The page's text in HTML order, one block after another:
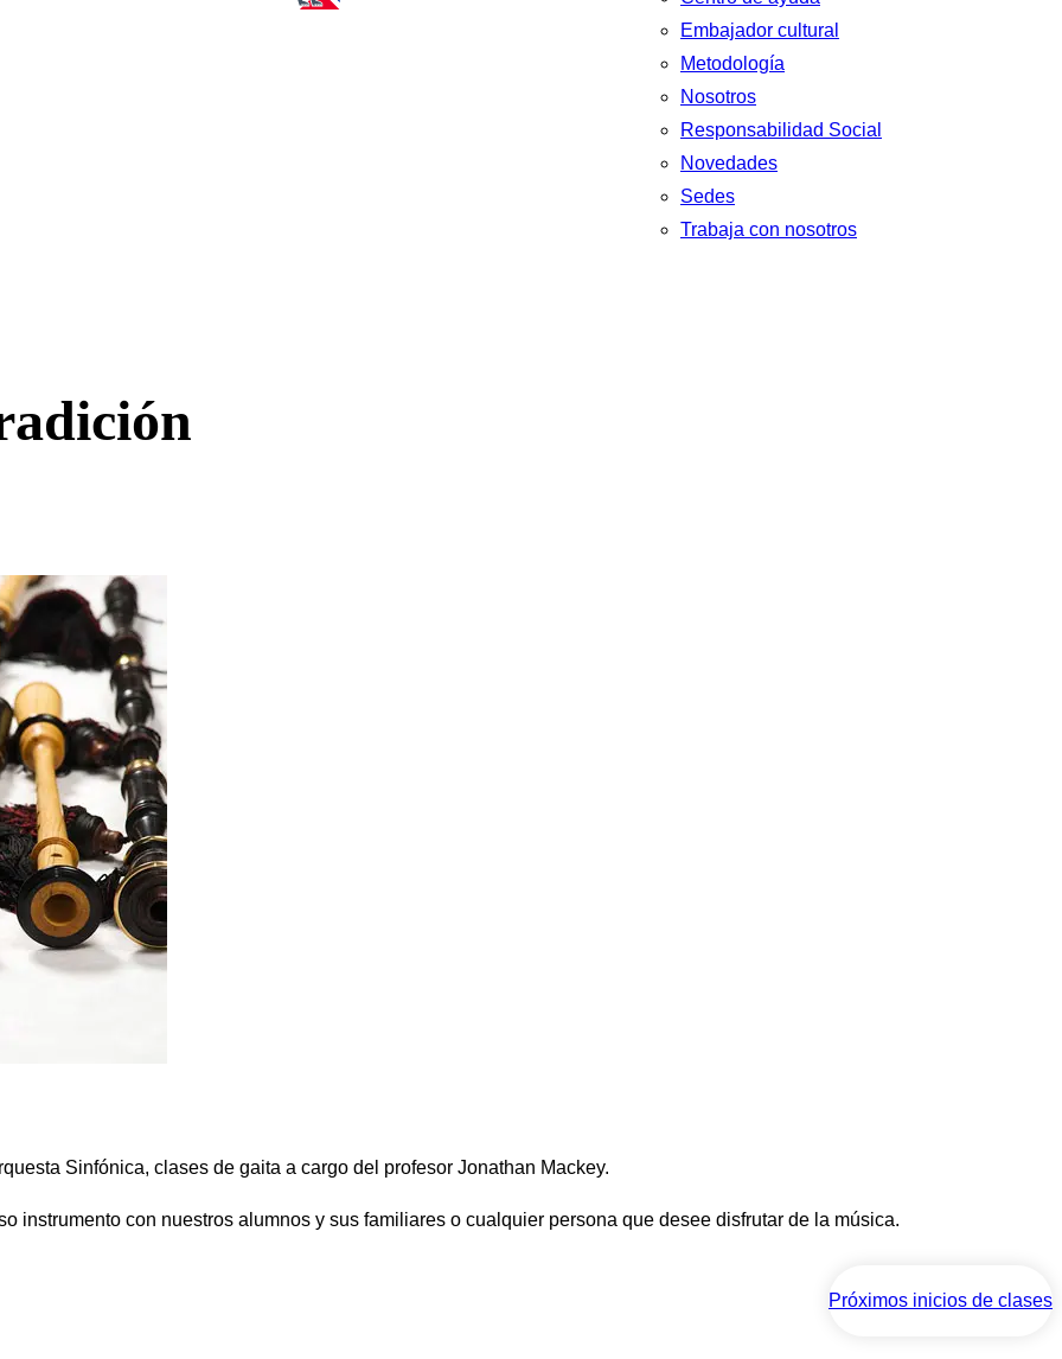
Embajador cultural
Metodología
Nosotros
Responsabilidad Social
Novedades
Sedes
Trabaja con nosotros
Sinfónica, clases de gaita a cargo del profesor Jonathan Mackey.
instrumento con nuestros alumnos y sus familiares o cualquier persona que desee disfrutar de la música.
Próximos inicios de clases